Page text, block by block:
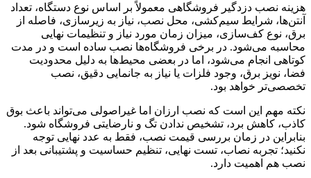
هزینه نصب دزدگیر فروشگاهی معمولاً بر اساس نوع دستگاه، تعداد
آنتن‌ها، شرایط سیم‌کشی، محل نصب، نیاز به زیرسازی، فاصله از
برق، نوع کف‌سازی، میزان زمان مورد نیاز و تنظیمات نهایی
محاسبه می‌شود. در برخی فروشگاه‌ها نصب ساده است و در مدت
کوتاهی انجام می‌شود، اما در بعضی محیط‌ها به دلیل محدودیت
فضا، نویز برق، وجود فلزات یا نیاز به جانمایی دقیق، نصب
تخصصی‌تر خواهد بود.
نکته مهم این است که نصب ارزان اما غیراصولی می‌تواند باعث بوق
کاذب، کاهش برد، تشخیص ندادن تگ و نارضایتی فروشگاه شود.
بنابراین در زمان بررسی قیمت نصب، فقط به عدد نهایی توجه
نکنید؛ تجربه نصاب، تست نهایی، تنظیم حساسیت و پشتیبانی بعد از
نصب هم اهمیت دارد.